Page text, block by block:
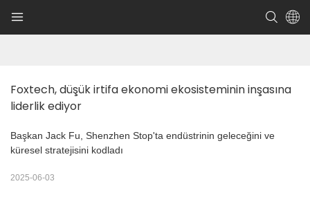
Foxtech, düşük irtifa ekonomi ekosisteminin inşasına
liderlik ediyor
Başkan Jack Fu, Shenzhen Stop'ta endüstrinin geleceğini ve
küresel stratejisini kodladı
2025-06-03